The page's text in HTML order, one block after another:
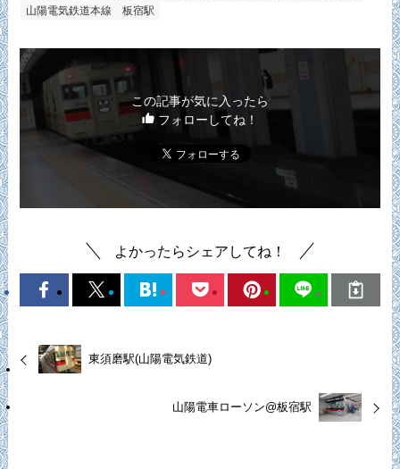
山陽電気鉄道本線
板宿駅
この記事が気に入ったら
フォローしてね！
よかったらシェアしてね！
東須磨駅(山陽電気鉄道)
山陽電車ローソン@板宿駅